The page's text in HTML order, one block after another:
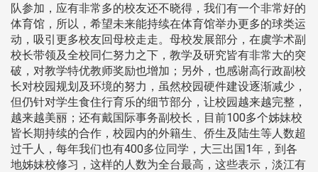
队参加，应有非常多的校友还不晓得，我们有一个非常好的
体育馆，所以，希望未来能持续在体育馆举办更多的球类运
动，吸引更多校友回母校走走。母校发展部分，在虞学术副
校长带领及全校同仁努力之下，教学及研究皆有非常大的突
破，对教学特优教师奖励也增加；另外，也感谢高行政副校
长对校园规划及环境的努力，虽然校园硬件建设逐渐减少，
但仍针对学生食住行育乐的细节部分，让校园越来越完整，
越来越美丽；还有戴国际事务副校长，目前100多个姊妹校
皆长期持续的合作，校园内的外籍生、侨生及陆生等人数超
过千人，每年我们也有400多位同学，大三出国1年，到各
地姊妹校修习，这样的人数为全台最高，这些表示，淡江有